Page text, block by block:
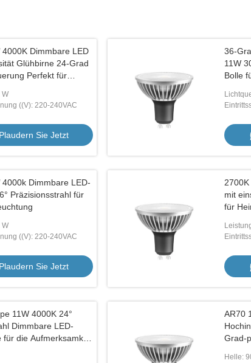
4000K Dimmbare LED
Glühbirne 24-Grad
Perfekt für
W
((V): 220-240VAC
Plaudern Sie Jetzt
36-
11W
Bolle
4000k Dimmbare LED-
Präzisionsstrahl für
W
((V): 220-240VAC
Plaudern Sie Jetzt
mit
für
11W 4000K 24°
Dimmbare LED-
die Aufmerksamkeit
AR70
Grad-
Helle: